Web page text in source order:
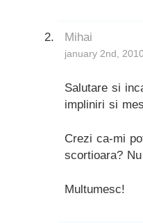
Mihai
january 2nd,
Salutare si
impliniri si
Crezi ca-mi
scortioara?
Multumesc!